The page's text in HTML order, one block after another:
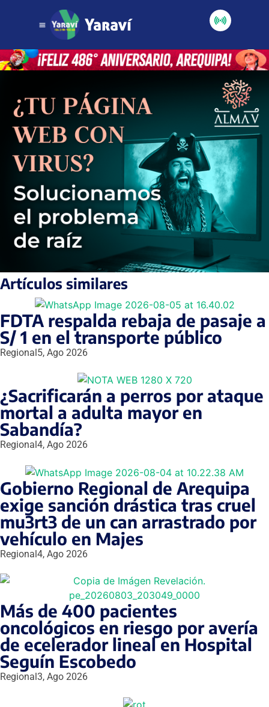
Artículos similares
FDTA respalda rebaja de pasaje a
S/ 1 en el transporte público
Regional5, Ago 2026
¿Sacrificarán a perros por ataque
mortal a adulta mayor en
Sabandía?
Regional 4, Ago 2026
Gobierno Regional de Arequipa
exige sanción drástica tras cruel
mu3rt3 de un can arrastrado por
vehículo en Majes
Regional4, Ago 2026
Más de 400 pacientes
oncológicos en riesgo por avería
de ecelerador lineal en Hospital
Seguín Escobedo
Regional3, Ago 2026